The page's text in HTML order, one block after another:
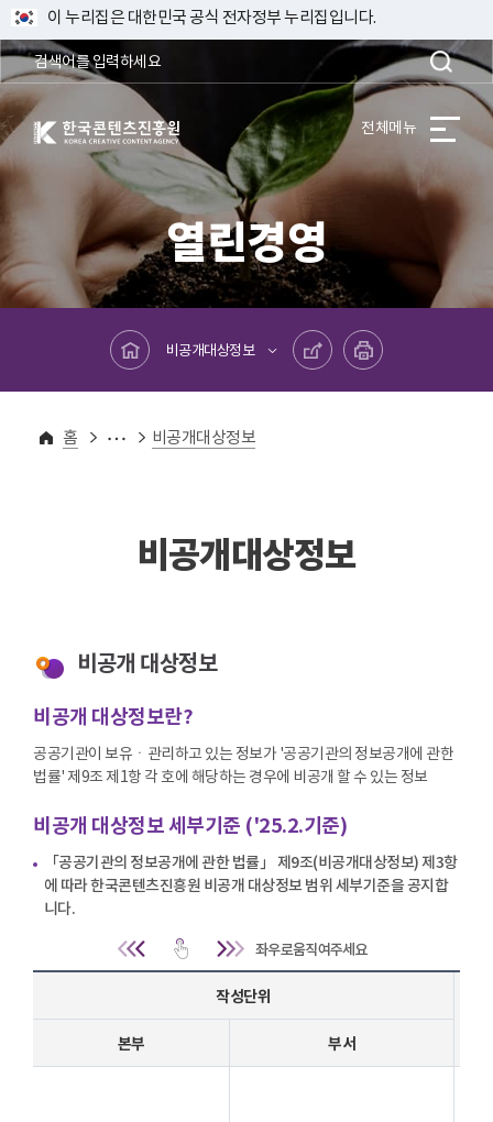
이 누리집은 대한민국 공식 전자정부 누리집입니다.
한국콘텐츠진흥원 KOREA CREATIVE CONTENT AGENCY 전체메뉴
열린경영
메인페이지로 바로가기
비공개대상정보
공유하기 프린트하기
홈
열린경영
정보공개 비공개대상정보
비공개대상정보
비공개 대상정보
비공개 대상정보란?
공공기관이 보유ㆍ관리하고 있는 정보가 '공공기관의 정보공개에 관한
법률' 제9조 제1항 각 호에 해당하는 경우에 비공개 할 수 있는 정보
비공개 대상정보 세부기준 ('25.2.기준)
「공공기관의 정보공개에 관한 법률」 제9조(비공개대상정보) 제3항
에 따라 한국콘텐츠진흥원 비공개 대상정보 범위 세부기준을 공지합
니다.
비공개 대상정보 세부기준 | 작성단위(본부, 부
작성단위
본부 부서